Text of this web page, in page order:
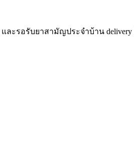
และรอรับยาสามัญประจำบ้าน delivery